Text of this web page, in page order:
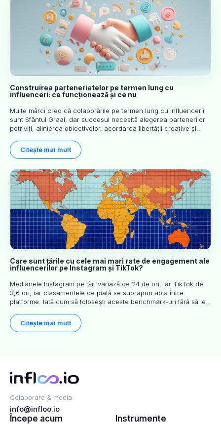
Construirea parteneriatelor pe termen lung cu
influenceri: ce funcționează și ce nu
Multe mărci cred că colaborările pe termen lung cu influencerii
sunt Sfântul Graal, dar succesul necesită alegerea partenerilor
potriviți, alinierea obiectivelor, acordarea libertății creative și
metode dovedite, greșeli comune și experiențe pentru a te ajuta
să decizi dacă parteneriatele pe termen lung sunt potrivite
Citește mai mult
Care sunt țările cu cele mai mari rate de engagement ale
influencerilor pe Instagram și TikTok?
Medianele Instagram pe țări variază de 24 de ori, iar TikTok de
3,6 ori, iar clasamentele de piață se suprapun abia între
platforme. Iată cum să folosești aceste benchmark-uri fără să le
Citește mai mult
Colaborare & media:
info@infloo.io
Începe acum Instrumente